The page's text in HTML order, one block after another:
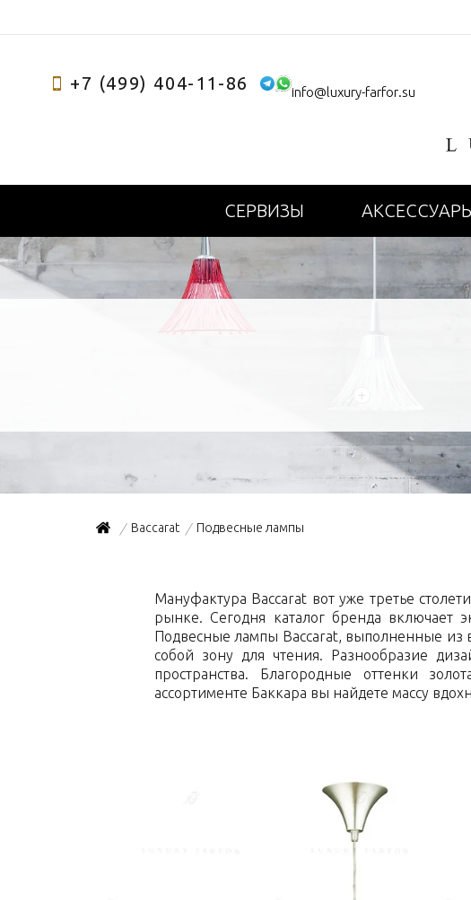
+7 (499) 404-11-86 info@luxury-farfor.su
СЕРВИЗЫ
+
/ Baccarat / Подвесные лампы
Мануфактура Baccarat вот уже третье
рынке. Сегодня каталог бренда
Подвесные лампы Baccarat, выполненные из
собой зону для чтения. Разнообразие
пространства. Благородные оттенки
ассортименте Баккара вы найдете массу